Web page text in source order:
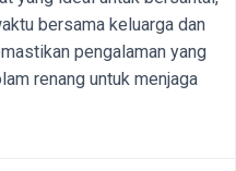
bersama keluarga dan
pengalaman yang
renang untuk menjaga